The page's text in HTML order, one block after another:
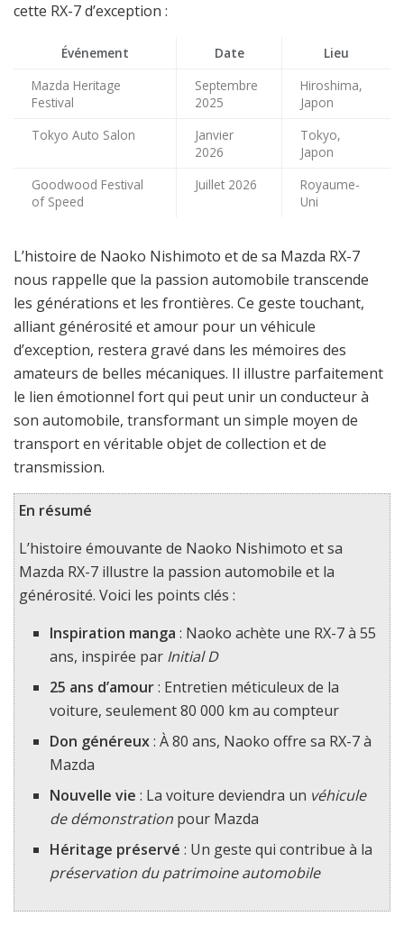
cette RX-7 d’exception :
Événement Date
Lieu
Mazda Heritage
Festival
Septembre
2025
Hiroshima,
Japon
Tokyo Auto Salon
Janvier
2026
Tokyo,
Japon
Goodwood Festival
of Speed
Juillet 2026
Royaume-
Uni
L’histoire de Naoko Nishimoto et de sa Mazda RX-7
nous rappelle que la passion automobile transcende
les générations et les frontières. Ce geste touchant,
alliant générosité et amour pour un véhicule
d’exception, restera gravé dans les mémoires des
amateurs de belles mécaniques. Il illustre parfaitement
le lien émotionnel fort qui peut unir un conducteur à
son automobile, transformant un simple moyen de
transport en véritable objet de collection et de
transmission.
En résumé
L’histoire émouvante de Naoko Nishimoto et sa
Mazda RX-7 illustre la passion automobile et la
générosité. Voici les points clés :
Inspiration manga : Naoko achète une RX-7 à 55
ans, inspirée par Initial D
25 ans d’amour: Entretien méticuleux de la
voiture, seulement 80 000 km au compteur
Don généreux: À 80 ans, Naoko offre sa RX-7 à
Mazda
Nouvelle vie : La voiture deviendra un véhicule
de démonstration pour Mazda
Héritage préservé : Un geste qui contribue à la
préservation du patrimoine automobile